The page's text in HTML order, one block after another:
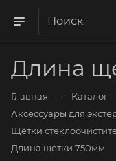
Длина
Главная — Каталог
Аксессуары для
Щётки
Длина щетки 750мм